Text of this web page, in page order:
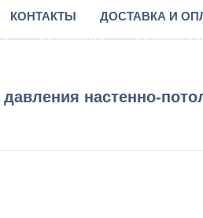
КОНТАКТЫ ДОСТАВКА И
настенно-